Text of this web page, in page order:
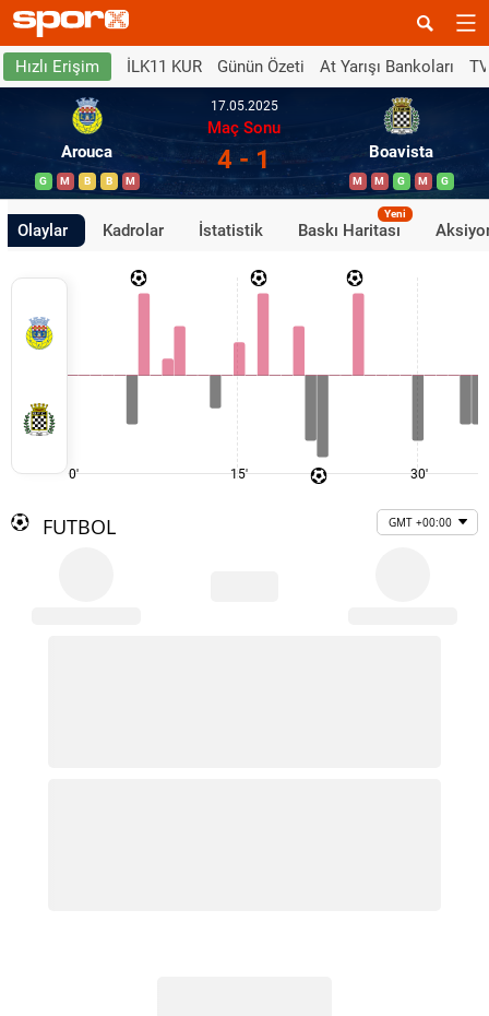
Hızlı Erişim İLK11 KUR Günün Özeti At Yarışı Bankoları
Arouca
G M B B M
17.05.2025
Maç Sonu
4 - 1 Boavista
M M G M G
Olaylar Kadrolar İstatistik Baskı Haritası
Yeni
0' 15' 30'
FUTBOL GMT +00:00